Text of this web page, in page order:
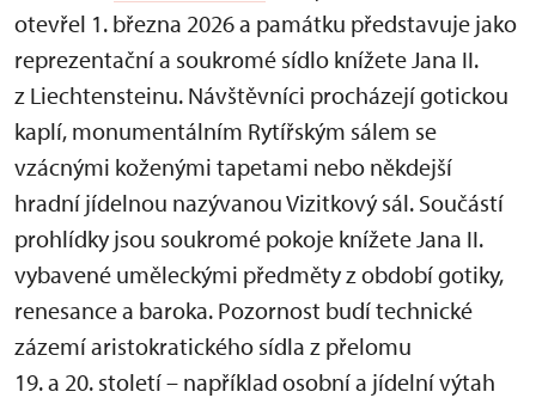
otevřel 1. března 2026 a památku představuje jako
reprezentační a soukromé sídlo knížete Jana II.
z Liechtensteinu. Návštěvníci procházejí gotickou
kaplí, monumentálním Rytířským sálem se
vzácnými koženými tapetami nebo někdejší
hradní jídelnou nazývanou Vizitkový sál. Součástí
prohlídky jsou soukromé pokoje knížete Jana II.
vybavené uměleckými předměty z období gotiky,
renesance a baroka. Pozornost budí technické
zázemí aristokratického sídla z přelomu
19. a 20. století – například osobní a jídelní výtah